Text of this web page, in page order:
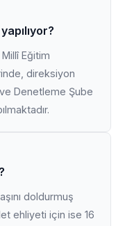
Eğitim
direksiyon
Denetleme Şube
doldurmuş
ehliyeti için ise 16